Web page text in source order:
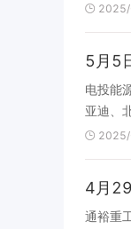
5月5
电投能
亚迪、
4月
通裕重